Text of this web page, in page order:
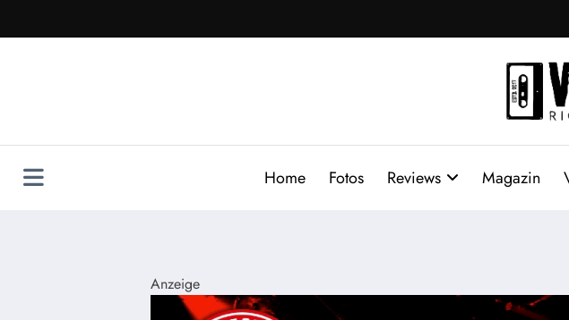
Inhalt
Home Fotos Reviews Magazin
Anzeige